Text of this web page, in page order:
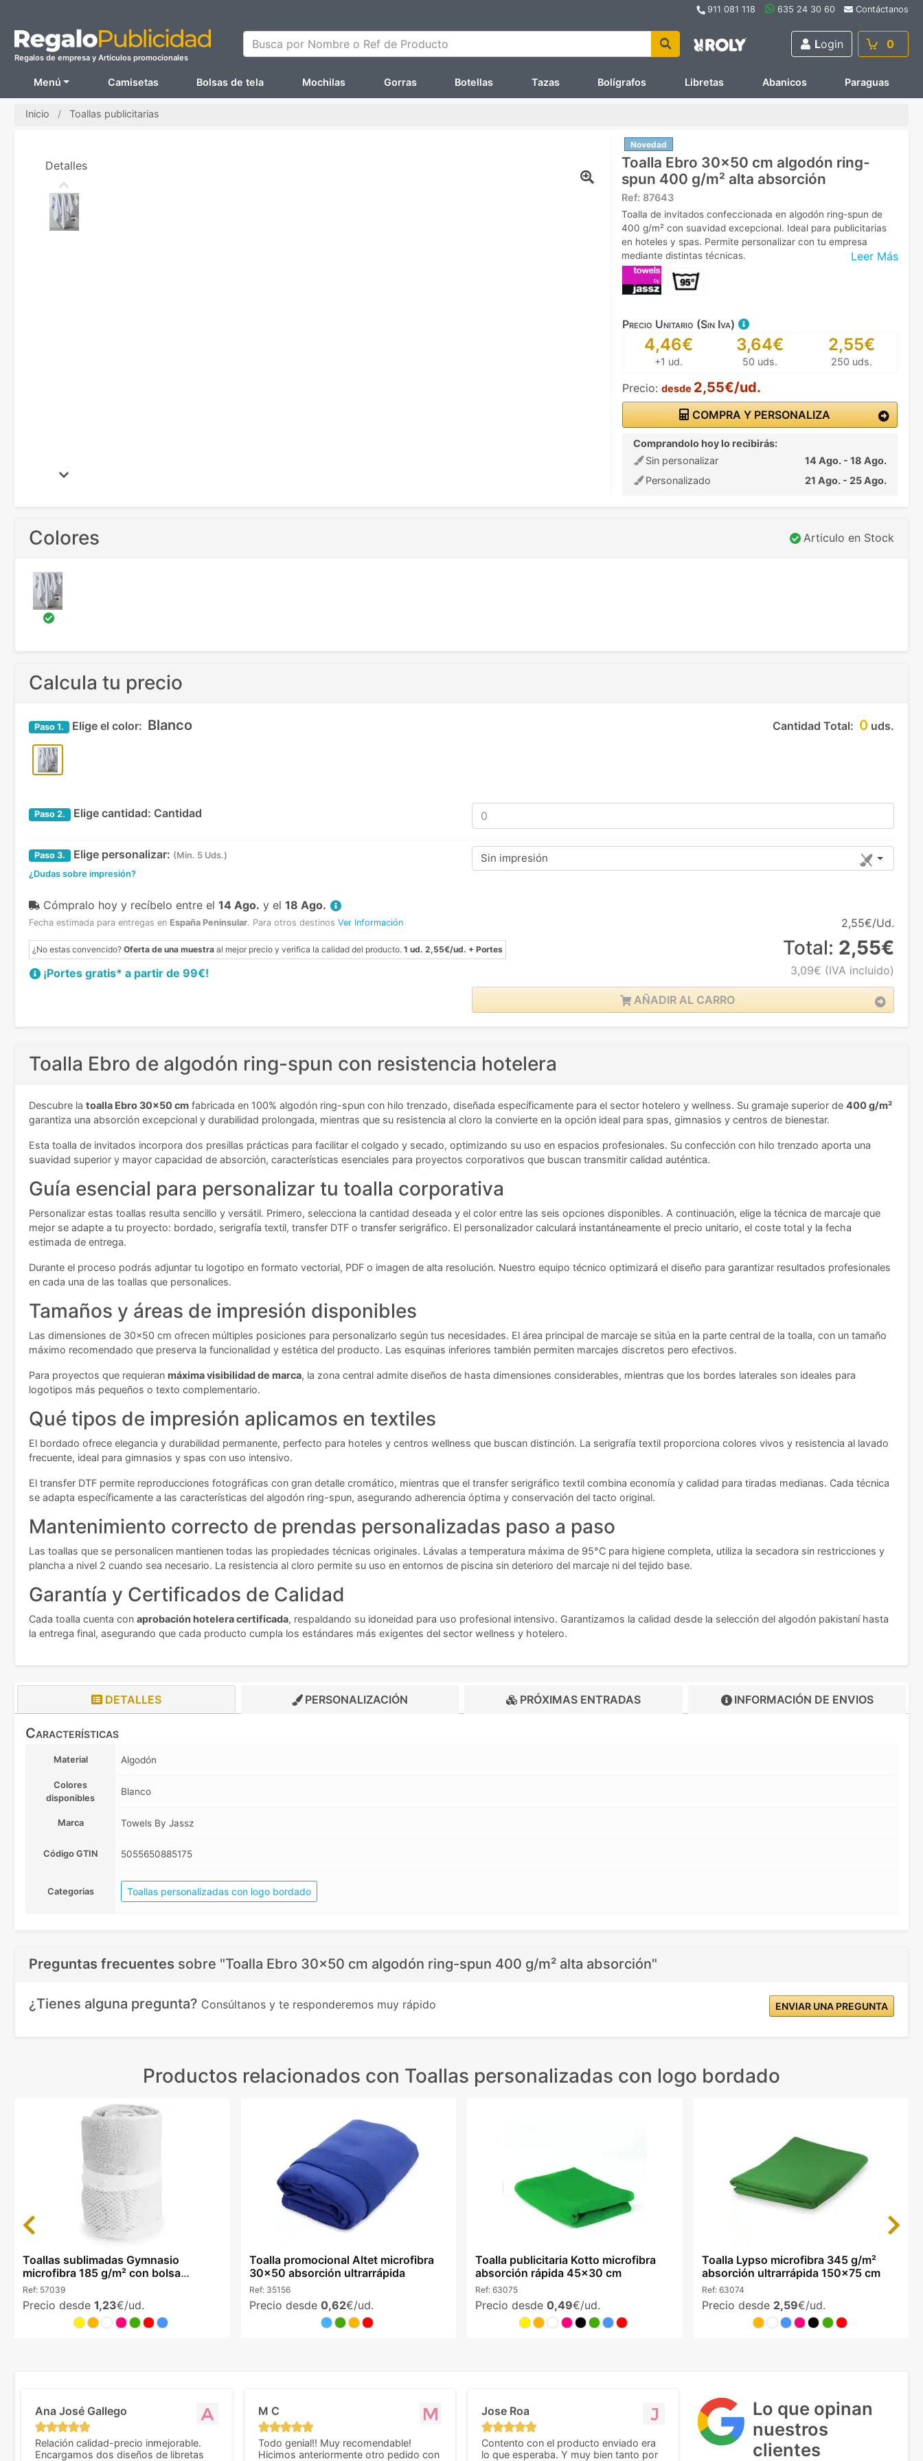
911 081 118 635 24 30 60 Contáctanos
Regalos de empresa y Artículos promocionales
Busca por Nombre o Ref de Producto Login 0
Menú Camisetas Bolsas de tela Mochilas Gorras Botellas Tazas Bolígrafos Libretas Abanicos Paraguas
Inicio Toallas publicitarias
Novedad
Toalla Ebro 30x50 cm algodón ring-
spun 400 g/m² alta absorción
Ref: 87643
Leer Más
Toalla de invitados confeccionada en algodón ring-spun de
400 g/m² con suavidad excepcional. Ideal para publicitarias
en hoteles y spas. Permite personalizar con tu empresa
mediante distintas técnicas.
Precio Unitario (Sin Iva)
4,46€
+1 ud.
3,64€
50 uds.
2,55€
250 uds.
Precio: desde 2,55€/ud.
COMPRA Y PERSONALIZA
Comprandolo hoy lo recibirás:
Sin personalizar
14 Ago. - 18 Ago.
Personalizado
21 Ago. - 25 Ago.
Detalles
Colores Articulo en Stock
Calcula tu precio
Cantidad Total: 0 uds.
Paso 1. Elige el color: Blanco
Paso 2. Elige cantidad: Cantidad
Paso 3. Elige personalizar: (Min. 5 Uds.)
¿Dudas sobre impresión?
Sin impresión
Cómpralo hoy y recíbelo entre el 14 Ago. y el 18 Ago.
Fecha estimada para entregas en España Peninsular. Para otros destinos Ver Información
¿No estas convencido? Oferta de una muestra al mejor precio y verifica la calidad del producto. 1 ud. 2,55€/ud. + Portes
¡Portes gratis* a partir de 99€!
2,55€/Ud.
Total: 2,55€
3,09€ (IVA incluido)
AÑADIR AL CARRO
Toalla Ebro de algodón ring-spun con resistencia hotelera
Descubre la toalla Ebro 30x50 cm fabricada en 100% algodón ring-spun con hilo trenzado, diseñada específicamente para el sector hotelero y wellness. Su gramaje superior de 400 g/m²
garantiza una absorción excepcional y durabilidad prolongada, mientras que su resistencia al cloro la convierte en la opción ideal para spas, gimnasios y centros de bienestar.
Esta toalla de invitados incorpora dos presillas prácticas para facilitar el colgado y secado, optimizando su uso en espacios profesionales. Su confección con hilo trenzado aporta una
suavidad superior y mayor capacidad de absorción, características esenciales para proyectos corporativos que buscan transmitir calidad auténtica.
Guía esencial para personalizar tu toalla corporativa
Personalizar estas toallas resulta sencillo y versátil. Primero, selecciona la cantidad deseada y el color entre las seis opciones disponibles. A continuación, elige la técnica de marcaje que
mejor se adapte a tu proyecto: bordado, serigrafía textil, transfer DTF o transfer serigráfico. El personalizador calculará instantáneamente el precio unitario, el coste total y la fecha
estimada de entrega.
Durante el proceso podrás adjuntar tu logotipo en formato vectorial, PDF o imagen de alta resolución. Nuestro equipo técnico optimizará el diseño para garantizar resultados profesionales
en cada una de las toallas que personalices.
Tamaños y áreas de impresión disponibles
Las dimensiones de 30x50 cm ofrecen múltiples posiciones para personalizarlo según tus necesidades. El área principal de marcaje se sitúa en la parte central de la toalla, con un tamaño
máximo recomendado que preserva la funcionalidad y estética del producto. Las esquinas inferiores también permiten marcajes discretos pero efectivos.
Para proyectos que requieran máxima visibilidad de marca, la zona central admite diseños de hasta dimensiones considerables, mientras que los bordes laterales son ideales para
logotipos más pequeños o texto complementario.
Qué tipos de impresión aplicamos en textiles
El bordado ofrece elegancia y durabilidad permanente, perfecto para hoteles y centros wellness que buscan distinción. La serigrafía textil proporciona colores vivos y resistencia al lavado
frecuente, ideal para gimnasios y spas con uso intensivo.
El transfer DTF permite reproducciones fotográficas con gran detalle cromático, mientras que el transfer serigráfico textil combina economía y calidad para tiradas medianas. Cada técnica
se adapta específicamente a las características del algodón ring-spun, asegurando adherencia óptima y conservación del tacto original.
Mantenimiento correcto de prendas personalizadas paso a paso
Las toallas que se personalicen mantienen todas las propiedades técnicas originales. Lávalas a temperatura máxima de 95°C para higiene completa, utiliza la secadora sin restricciones y
plancha a nivel 2 cuando sea necesario. La resistencia al cloro permite su uso en entornos de piscina sin deterioro del marcaje ni del tejido base.
Garantía y Certificados de Calidad
Cada toalla cuenta con aprobación hotelera certificada, respaldando su idoneidad para uso profesional intensivo. Garantizamos la calidad desde la selección del algodón pakistaní hasta
la entrega final, asegurando que cada producto cumpla los estándares más exigentes del sector wellness y hotelero.
DETALLES PERSONALIZACIÓN PRÓXIMAS ENTRADAS INFORMACIÓN DE ENVIOS
Características
Material Algodón
Colores
disponibles
Blanco
Marca Towels By Jassz
Código GTIN 5055650885175
Categorias Toallas personalizadas con logo bordado
Preguntas frecuentes sobre "Toalla Ebro 30x50 cm algodón ring-spun 400 g/m² alta absorción"
¿Tienes alguna pregunta? Consúltanos y te responderemos muy rápido ENVIAR UNA PREGUNTA
Productos relacionados con Toallas personalizadas con logo bordado
Toallas sublimadas Gymnasio
microfibra 185 g/m² con bolsa
redecilla
Ref: 57039
Precio desde 1,23€/ud.
Toalla promocional Altet microfibra
30x50 absorción ultrarrápida
Ref: 35156
Precio desde 0,62€/ud.
Toalla publicitaria Kotto microfibra
absorción rápida 45x30 cm
Ref: 63075
Precio desde 0,49€/ud.
Toalla Lypso microfibra 345 g/m²
absorción ultrarrápida 150x75 cm
Ref: 63074
Precio desde 2,59€/ud.
Previous Next
Lo que opinan
nuestros
clientes
Ana José Gallego
Relación calidad-precio inmejorable.
Encargamos dos diseños de libretas
M C
Todo genial!! Muy recomendable!
Hicimos anteriormente otro pedido con
Jose Roa
Contento con el producto enviado era
lo que esperaba. Y muy bien tanto por